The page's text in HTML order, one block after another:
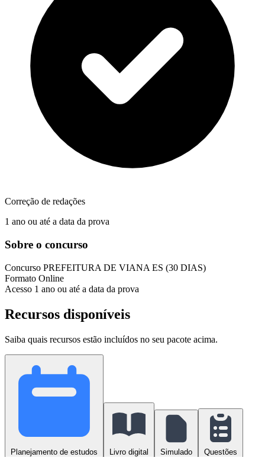
Correção de redações
1 ano ou até a data da prova
Sobre o concurso
Concurso PREFEITURA DE VIANA ES (30 DIAS)
Formato Online
Acesso 1 ano ou até a data da prova
Recursos disponíveis
Saiba quais recursos estão incluídos no seu pacote acima.
Planejamento de estudos Livro digital Simulado Questões